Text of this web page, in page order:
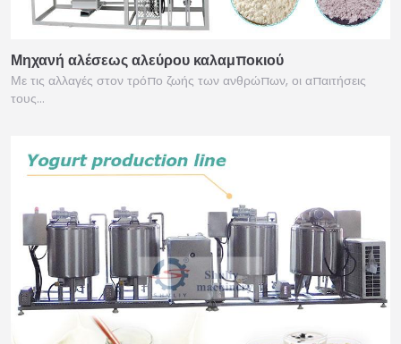
Μηχανή αλέσεως αλεύρου καλαμποκιού
Με τις αλλαγές στον τρόπο ζωής των ανθρώπων, οι απαιτήσεις
τους…